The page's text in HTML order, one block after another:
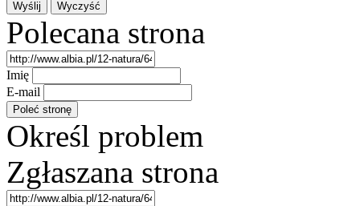
Polecana strona
Imię
E-mail
Określ problem
Zgłaszana strona